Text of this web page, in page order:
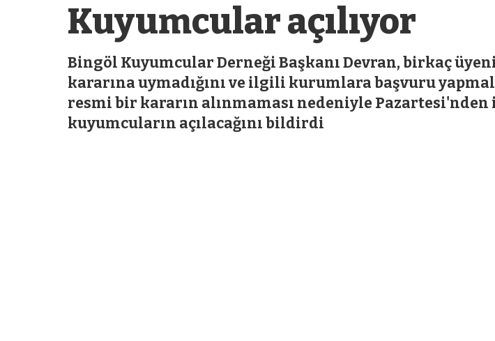
Kuyumcular açılıyor
Bingöl Kuyumcular Derneği Başkanı Devran, birkaç
kararına uymadığını ve ilgili kurumlara başvuru
resmi bir kararın alınmaması nedeniyle
kuyumcuların açılacağını bildirdi